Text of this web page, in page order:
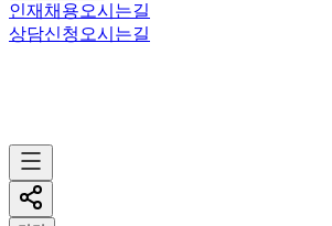
인재채용오시는길
상담신청 오시는길